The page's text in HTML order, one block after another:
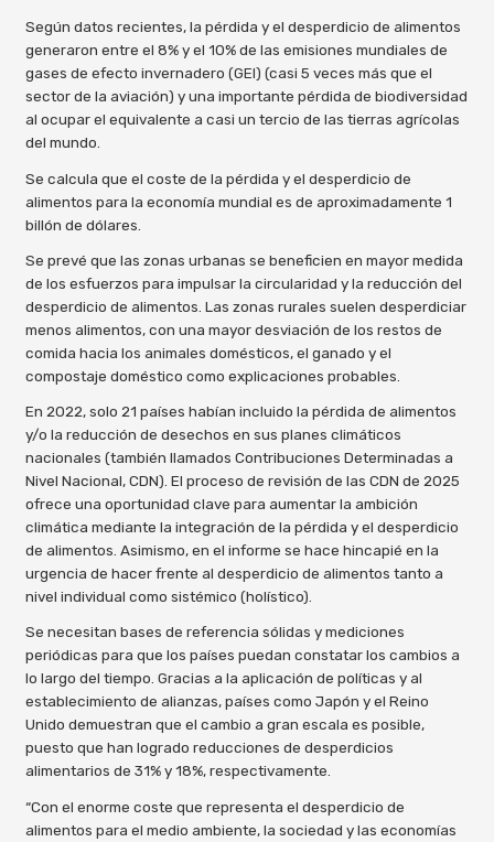
Según datos recientes, la pérdida y el desperdicio de alimentos
generaron entre el 8% y el 10% de las emisiones mundiales de
gases de efecto invernadero (GEI) (casi 5 veces más que el
sector de la aviación) y una importante pérdida de biodiversidad
al ocupar el equivalente a casi un tercio de las tierras agrícolas
del mundo.
Se calcula que el coste de la pérdida y el desperdicio de
alimentos para la economía mundial es de aproximadamente 1
billón de dólares.
Se prevé que las zonas urbanas se beneficien en mayor medida
de los esfuerzos para impulsar la circularidad y la reducción del
desperdicio de alimentos. Las zonas rurales suelen desperdiciar
menos alimentos, con una mayor desviación de los restos de
comida hacia los animales domésticos, el ganado y el
compostaje doméstico como explicaciones probables.
En 2022, solo 21 países habían incluido la pérdida de alimentos
y/o la reducción de desechos en sus planes climáticos
nacionales (también llamados Contribuciones Determinadas a
Nivel Nacional, CDN). El proceso de revisión de las CDN de 2025
ofrece una oportunidad clave para aumentar la ambición
climática mediante la integración de la pérdida y el desperdicio
de alimentos. Asimismo, en el informe se hace hincapié en la
urgencia de hacer frente al desperdicio de alimentos tanto a
nivel individual como sistémico (holístico).
Se necesitan bases de referencia sólidas y mediciones
periódicas para que los países puedan constatar los cambios a
lo largo del tiempo. Gracias a la aplicación de políticas y al
establecimiento de alianzas, países como Japón y el Reino
Unido demuestran que el cambio a gran escala es posible,
puesto que han logrado reducciones de desperdicios
alimentarios de 31% y 18%, respectivamente.
“Con el enorme coste que representa el desperdicio de
alimentos para el medio ambiente, la sociedad y las economías